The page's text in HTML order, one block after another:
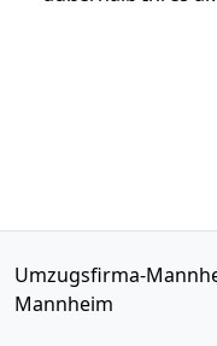
Umzugsfirma-
Mannheim